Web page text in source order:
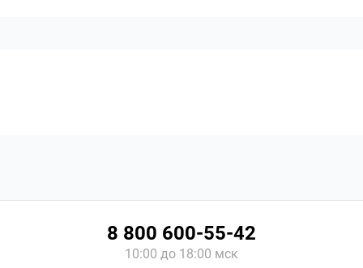
8 800 600-55-42
10:00 до 18:00 мск